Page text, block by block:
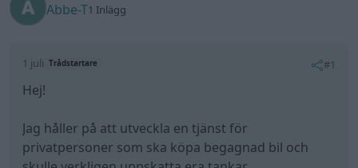
Abbe-T1 Inlägg
1 juli Trådstartare #1
Hej!
Jag håller på att utveckla en tjänst för
privatpersoner som ska köpa begagnad bil och